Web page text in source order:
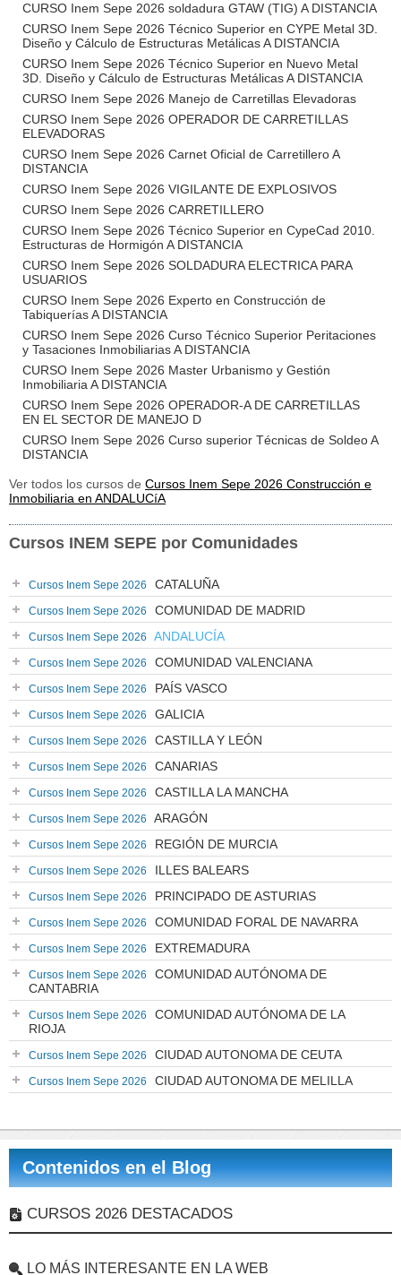
CURSO Inem Sepe 2026 soldadura GTAW (TIG) A DISTANCIA
CURSO Inem Sepe 2026 Técnico Superior en CYPE Metal 3D.
Diseño y Cálculo de Estructuras Metálicas A DISTANCIA
CURSO Inem Sepe 2026 Técnico Superior en Nuevo Metal
3D. Diseño y Cálculo de Estructuras Metálicas A DISTANCIA
CURSO Inem Sepe 2026 Manejo de Carretillas Elevadoras
CURSO Inem Sepe 2026 OPERADOR DE CARRETILLAS
ELEVADORAS
CURSO Inem Sepe 2026 Carnet Oficial de Carretillero A
DISTANCIA
CURSO Inem Sepe 2026 VIGILANTE DE EXPLOSIVOS
CURSO Inem Sepe 2026 CARRETILLERO
CURSO Inem Sepe 2026 Técnico Superior en CypeCad 2010.
Estructuras de Hormigón A DISTANCIA
CURSO Inem Sepe 2026 SOLDADURA ELECTRICA PARA
USUARIOS
CURSO Inem Sepe 2026 Experto en Construcción de
Tabiquerías A DISTANCIA
CURSO Inem Sepe 2026 Curso Técnico Superior Peritaciones
y Tasaciones Inmobiliarias A DISTANCIA
CURSO Inem Sepe 2026 Master Urbanismo y Gestión
Inmobiliaria A DISTANCIA
CURSO Inem Sepe 2026 OPERADOR-A DE CARRETILLAS
EN EL SECTOR DE MANEJO D
CURSO Inem Sepe 2026 Curso superior Técnicas de Soldeo A
DISTANCIA
Ver todos los cursos de Cursos Inem Sepe 2026 Construcción e
Inmobiliaria en ANDALUCíA
Cursos INEM SEPE por Comunidades
Cursos Inem Sepe 2026 CATALUÑA
Cursos Inem Sepe 2026 COMUNIDAD DE MADRID
Cursos Inem Sepe 2026 ANDALUCÍA
Cursos Inem Sepe 2026 COMUNIDAD VALENCIANA
Cursos Inem Sepe 2026 PAÍS VASCO
Cursos Inem Sepe 2026 GALICIA
Cursos Inem Sepe 2026 CASTILLA Y LEÓN
Cursos Inem Sepe 2026 CANARIAS
Cursos Inem Sepe 2026 CASTILLA LA MANCHA
Cursos Inem Sepe 2026 ARAGÓN
Cursos Inem Sepe 2026 REGIÓN DE MURCIA
Cursos Inem Sepe 2026 ILLES BALEARS
Cursos Inem Sepe 2026 PRINCIPADO DE ASTURIAS
Cursos Inem Sepe 2026 COMUNIDAD FORAL DE NAVARRA
Cursos Inem Sepe 2026 EXTREMADURA
Cursos Inem Sepe 2026
COMUNIDAD AUTÓNOMA DE
CANTABRIA
Cursos Inem Sepe 2026
COMUNIDAD AUTÓNOMA DE LA
RIOJA
Cursos Inem Sepe 2026 CIUDAD AUTONOMA DE CEUTA
Cursos Inem Sepe 2026 CIUDAD AUTONOMA DE MELILLA
Contenidos en el Blog
CURSOS 2026 DESTACADOS
LO MÁS INTERESANTE EN LA WEB